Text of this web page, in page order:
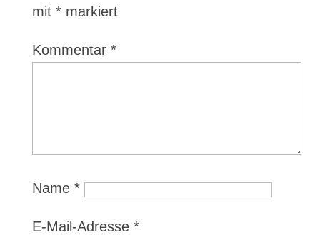
mit *markiert
Kommentar *
Name *
E-Mail-Adresse *